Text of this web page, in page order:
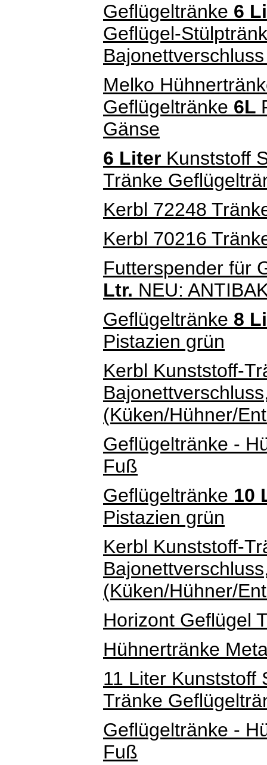
Geflügeltränke 6
Geflügel-
Melko
Geflügeltränke 6L
Gänse
6 Liter Kunststoff
Tränke
Kerbl 72248
Kerbl 70216
Futterspender für
Ltr. NEU:
Geflügeltränke 8
Pistazien grün
Kerbl Kunststoff-
(Küken/Hühner/
Geflügeltränke -
Fuß
Geflügeltränke 10
Pistazien grün
Kerbl Kunststoff-
(Küken/Hühner/
Horizont Geflügel
Hühnertränke
11 Liter Kunststoff
Tränke
Geflügeltränke -
Fuß